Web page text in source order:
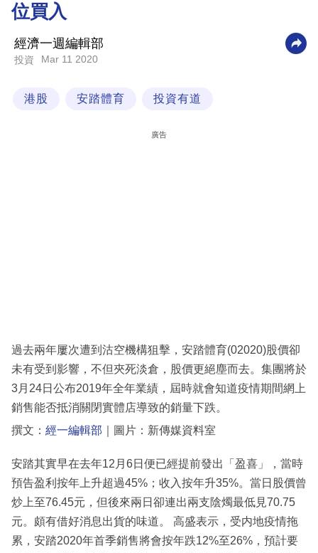
業
科
區
位買入
經濟一週編輯部
投資 Mar 11 2020
港股 安踏體育 投資有道
廣告
過去兩年屢次遭到沽空機構狙擊，安踏體育(02020)股價卻
未有受到影響，不但夾死淡倉，股價更絕塵而去。集團將於
3月24日公布2019年全年業績，屆時就會知道疫情期間網上
銷售能否抵消關閉實體店導致的銷量下跌。
撰文： 經一編輯部 ｜圖片：新傳媒資料室
安踏其實早在去年12月6日便已經提前發出「盈喜」，當時
預告盈利按年上升超過45%；收入按年升35%。當日股價曾
炒上至76.45元，但後來兩日卻連出兩支陰燭最低見70.75
元。頗有借好消息出貨的味道。 高盛表示，受内地疫情拖
累，安踏2020年首季銷售將會按年跌12%至26%，預計要